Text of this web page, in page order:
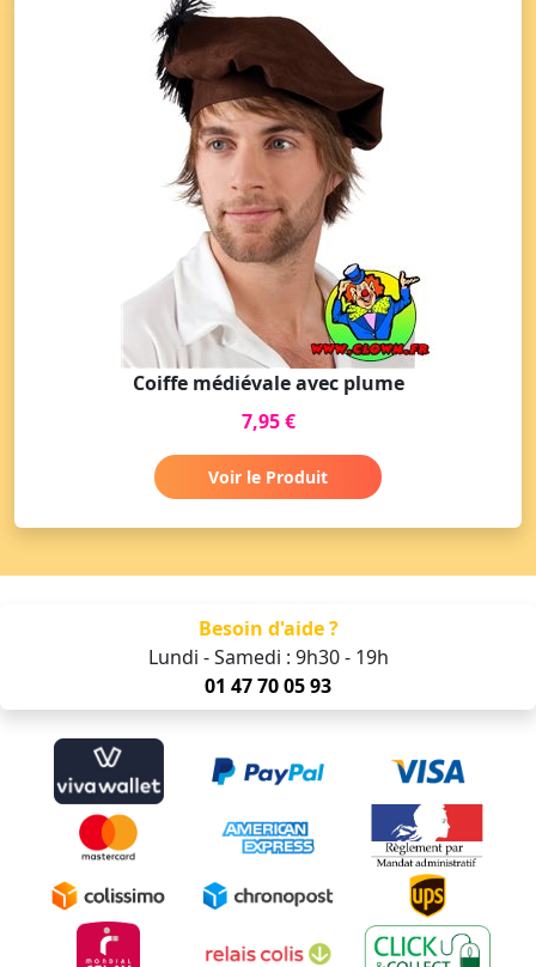
Coiffe médiévale avec plume
7,95 €
Voir le Produit
Besoin d'aide ?
Lundi - Samedi : 9h30 - 19h
01 47 70 05 93